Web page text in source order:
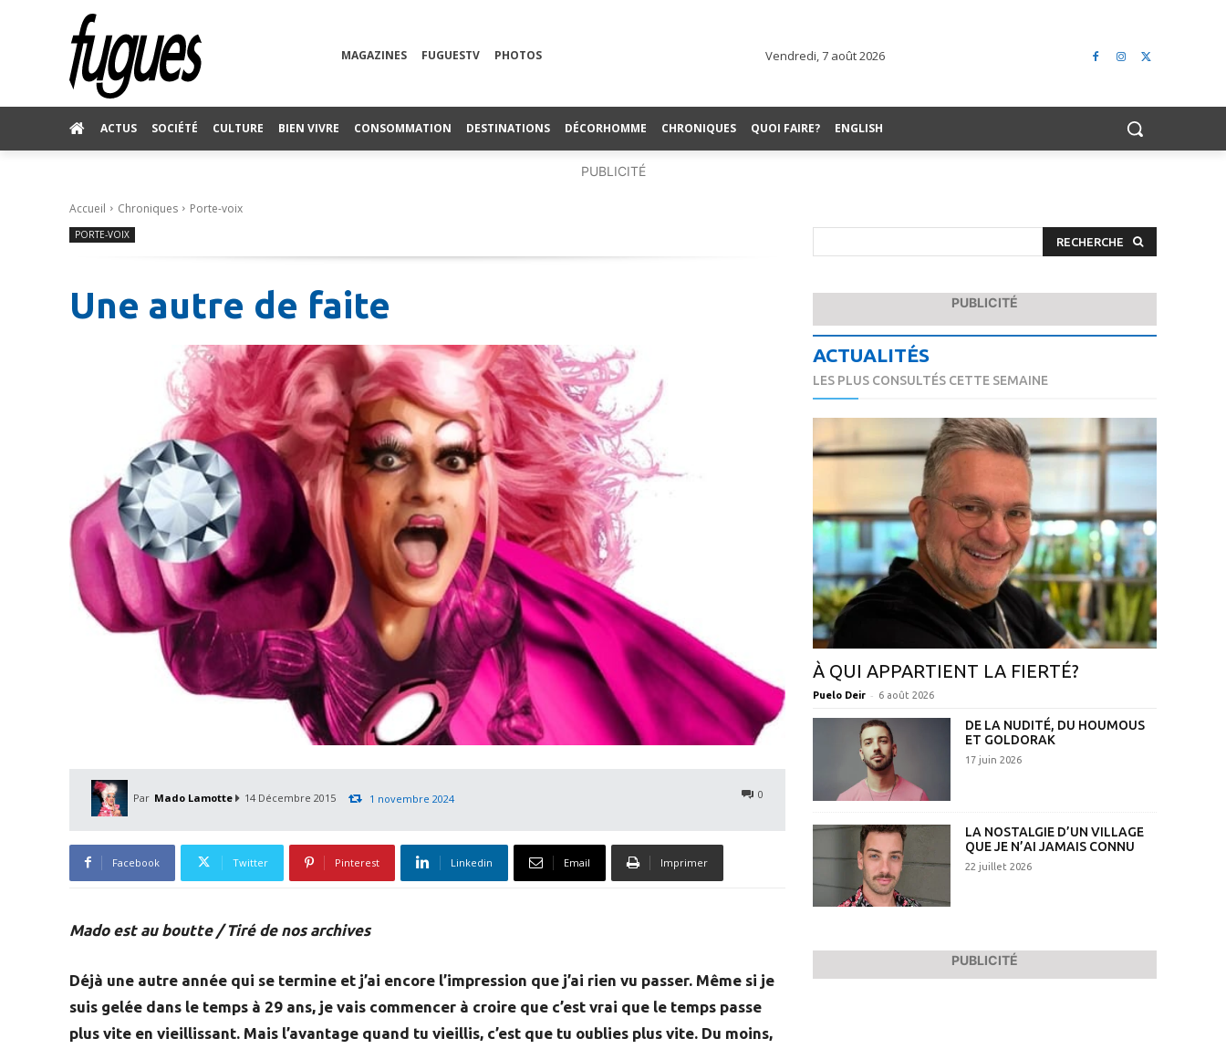
MAGAZINES FUGUESTV PHOTOS Vendredi, 7 août 2026
ACTUS SOCIÉTÉ CULTURE BIEN VIVRE CONSOMMATION DESTINATIONS DÉCORHOMME CHRONIQUES QUOI FAIRE? ENGLISH
PUBLICITÉ
Accueil Chroniques Porte-voix
PORTE-VOIX
Une autre de faite
Par Mado Lamotte 14 Décembre 2015 0
1 novembre 2024
Facebook Twitter Pinterest Linkedin Email Imprimer
Mado est au boutte / Tiré de nos archives
Déjà une autre année qui se termine et j’ai encore l’impression que j’ai rien vu passer. Même si je
suis gelée dans le temps à 29 ans, je vais commencer à croire que c’est vrai que le temps passe
plus vite en vieillissant. Mais l’avantage quand tu vieillis, c’est que tu oublies plus vite. Du moins,
RECHERCHE
PUBLICITÉ
ACTUALITÉS
LES PLUS CONSULTÉS CETTE SEMAINE
À QUI APPARTIENT LA FIERTÉ?
Puelo Deir - 6 août 2026
DE LA NUDITÉ, DU HOUMOUS
ET GOLDORAK
17 juin 2026
LA NOSTALGIE D’UN VILLAGE
QUE JE N’AI JAMAIS CONNU
22 juillet 2026
PUBLICITÉ